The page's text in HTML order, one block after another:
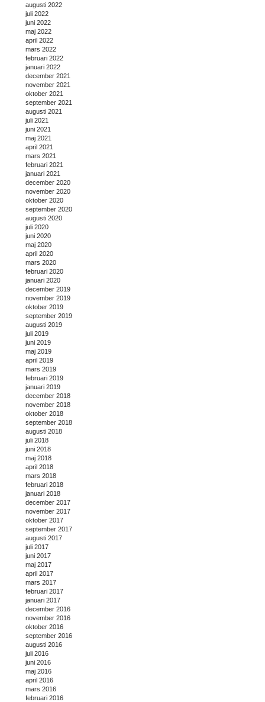
augusti 2022
juli 2022
juni 2022
maj 2022
april 2022
mars 2022
februari 2022
januari 2022
december 2021
november 2021
oktober 2021
september 2021
augusti 2021
juli 2021
juni 2021
maj 2021
april 2021
mars 2021
februari 2021
januari 2021
december 2020
november 2020
oktober 2020
september 2020
augusti 2020
juli 2020
juni 2020
maj 2020
april 2020
mars 2020
februari 2020
januari 2020
december 2019
november 2019
oktober 2019
september 2019
augusti 2019
juli 2019
juni 2019
maj 2019
april 2019
mars 2019
februari 2019
januari 2019
december 2018
november 2018
oktober 2018
september 2018
augusti 2018
juli 2018
juni 2018
maj 2018
april 2018
mars 2018
februari 2018
januari 2018
december 2017
november 2017
oktober 2017
september 2017
augusti 2017
juli 2017
juni 2017
maj 2017
april 2017
mars 2017
februari 2017
januari 2017
december 2016
november 2016
oktober 2016
september 2016
augusti 2016
juli 2016
juni 2016
maj 2016
april 2016
mars 2016
februari 2016